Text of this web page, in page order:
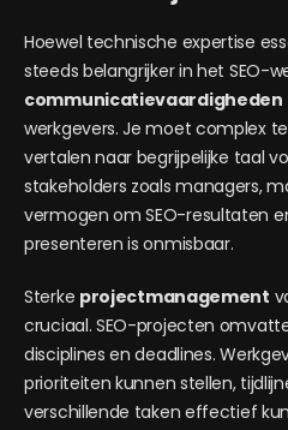
Hoewel technische expertise
steeds belangrijker in het SEO-
communicatievaardigheden
werkgevers. Je moet complex
vertalen naar begrijpelijke taal
stakeholders zoals managers,
vermogen om SEO-resultaten
presenteren is onmisbaar.
Sterke projectmanagement
cruciaal. SEO-projecten
disciplines en deadlines.
prioriteiten kunnen stellen,
verschillende taken effectief